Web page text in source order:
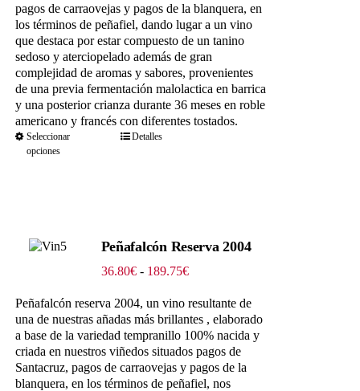
pagos de carraovejas y pagos de la blanquera, en
los términos de peñafiel, dando lugar a un vino
que destaca por estar compuesto de un tanino
sedoso y aterciopelado además de gran
complejidad de aromas y sabores, provenientes
de una previa fermentación malolactica en barrica
y una posterior crianza durante 36 meses en roble
americano y francés con diferentes tostados.
Seleccionar
opciones
Detalles
Peñafalcón Reserva 2004
36.80€ - 189.75€Rango
precios:
desde
36.80€
hasta
189.75€
Peñafalcón reserva 2004, un vino resultante de
una de nuestras añadas más brillantes , elaborado
a base de la variedad tempranillo 100% nacida y
criada en nuestros viñedos situados pagos de
Santacruz, pagos de carraovejas y pagos de la
blanquera, en los términos de peñafiel, nos